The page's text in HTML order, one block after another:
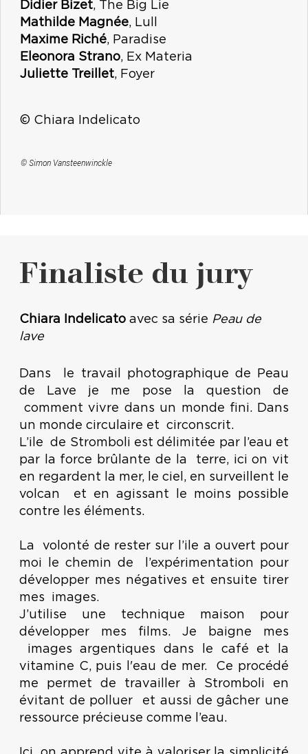
Didier Bizet, The Big Lie
Mathilde Magnée, Lull
Maxime Riché, Paradise
Eleonora Strano, Ex Materia
Juliette Treillet, Foyer
© Chiara Indelicato
© Simon Vansteenwinckle
Finaliste du jury
Chiara Indelicatoavec sa série Peau de
lave
Dans le travail photographique de Peau
de Lave je me pose la question de
comment vivre dans un monde fini. Dans
un monde circulaire et circonscrit.
L’ile de Stromboli est délimitée par l’eau et
par la force brûlante de la terre, ici on vit
en regardent la mer, le ciel, en surveillent le
volcan et en agissant le moins possible
contre les éléments.
La volonté de rester sur l’ile a ouvert pour
moi le chemin de l’expérimentation pour
développer mes négatives et ensuite tirer
mes images.
J’utilise une technique maison pour
développer mes films. Je baigne mes
images argentiques dans le café et la
vitamine C, puis l'eau de mer. Ce procédé
me permet de travailler à Stromboli en
évitant de polluer et aussi de gâcher une
ressource précieuse comme l’eau.